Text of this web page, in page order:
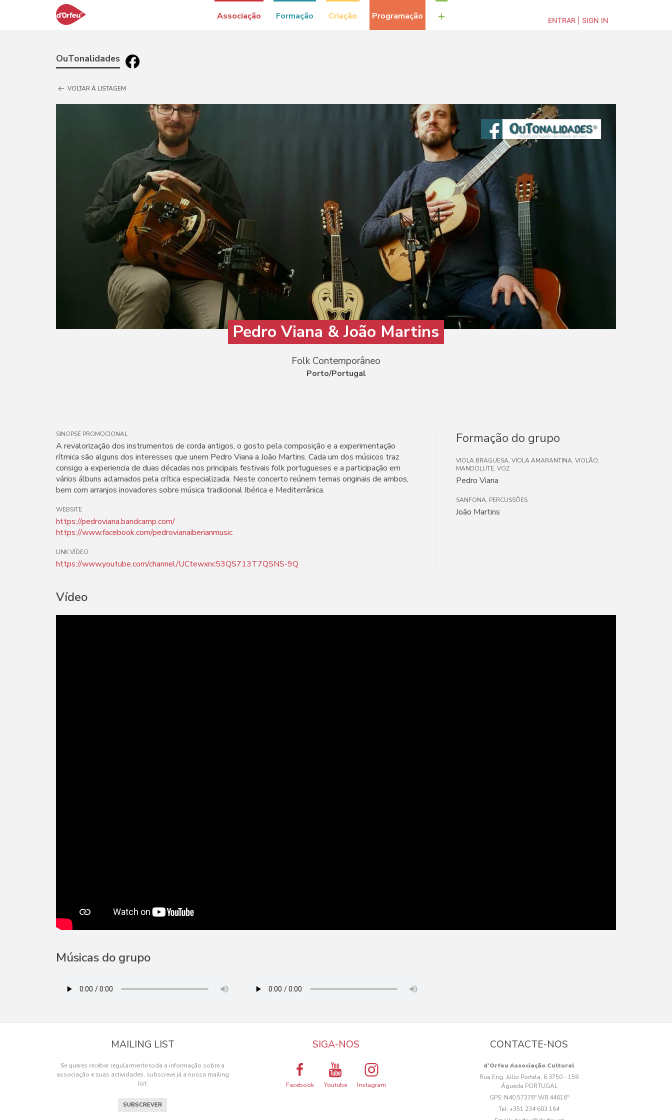
Associação Formação Criação Programação + ENTRAR | SIGN IN
OuTonalidades
VOLTAR À LISTAGEM
Pedro Viana & João Martins
Folk Contemporâneo
Porto/Portugal
SINOPSE PROMOCIONAL
A revalorização dos instrumentos de corda antigos, o gosto pela composição e a experimentação
rítmica são alguns dos interesses que unem Pedro Viana a João Martins. Cada um dos músicos traz
consigo a experiencia de duas décadas nos principais festivais folk portugueses e a participação em
vários álbuns aclamados pela crítica especializada. Neste concerto reúnem temas originais de ambos,
bem com arranjos inovadores sobre música tradicional Ibérica e Mediterrânica.
WEBSITE
https://pedroviana.bandcamp.com/
https://www.facebook.com/pedrovianaiberianmusic
LINK VÍDEO
https://www.youtube.com/channel/UCtewxnc53QS713T7QSNS-9Q
Formação do grupo
VIOLA BRAGUESA, VIOLA AMARANTINA, VIOLÃO,
MANDOLUTE, VOZ
Pedro Viana
SANFONA, PERCUSSÕES
João Martins
Vídeo
Músicas do grupo
MAILING LIST
Se queres receber regularmente toda a informação sobre a
associação e suas actividades, subscreve já a nossa mailing
list.
SUBSCREVER
SIGA-NOS
Facebook Youtube Instagram
CONTACTE-NOS
d’Orfeu Associação Cultural
Rua Eng. Júlio Portela, 6 3750 - 158
Águeda PORTUGAL
GPS: N40.57376º W8.44616º
Tel:+351 234 603 164